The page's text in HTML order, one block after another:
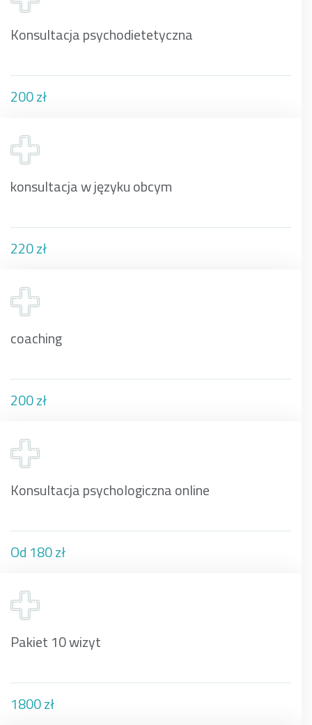
Konsultacja psychodietetyczna
200 zł
konsultacja w języku obcym
220 zł
coaching
200 zł
Konsultacja psychologiczna online
Od 180 zł
Pakiet 10 wizyt
1800 zł